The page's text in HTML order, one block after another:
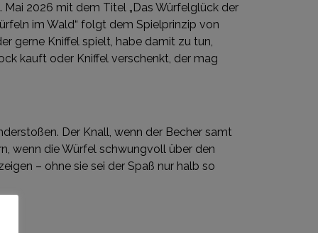
Mai 2026 mit dem Titel „Das Würfelglück der
im Wald“ folgt dem Spielprinzip von
gerne Kniffel spielt, habe damit zu tun,
kauft oder Kniffel verschenkt, der mag
Der Knall, wenn der Becher samt
wenn die Würfel schwungvoll über den
– ohne sie sei der Spaß nur halb so